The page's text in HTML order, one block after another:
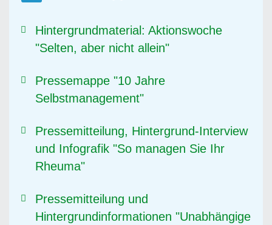
Hintergrundmaterial: Aktionswoche
"Selten, aber nicht allein"
Pressemappe "10 Jahre
Selbstmanagement"
Pressemitteilung, Hintergrund-Interview
und Infografik "So managen Sie Ihr
Rheuma"
Pressemitteilung und
Hintergrundinformationen "Unabhängige